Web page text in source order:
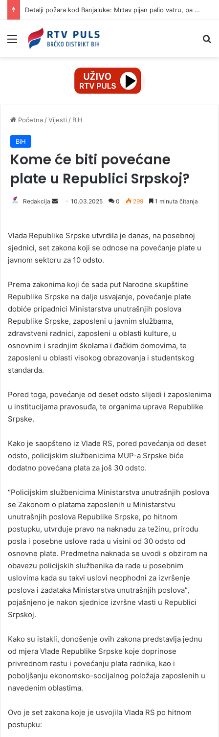
Detalji požara kod Banjaluke: Mrtav pijan palio vatru, pa napravio haos
Izbornik
Početna /Vijesti / BiH
BiH
Kome će biti povećane
plate u Republici Srpskoj?
Redakcija
d
a
n
m
a
i
l
10.03.2025 0 299 1 minuta čitanja
Vlada Republike Srpske utvrdila je danas, na posebnoj
sjednici, set zakona koji se odnose na povećanje plate u
javnom sektoru za 10 odsto.
Prema zakonima koji će sada put Narodne skupštine
Republike Srpske na dalje usvajanje, povećanje plate
dobiće pripadnici Ministarstva unutrašnjih poslova
Republike Srpske, zaposleni u javnim službama,
zdravstveni radnici, zaposleni u oblasti kulture, u
osnovnim i srednjim školama i đačkim domovima, te
zaposleni u oblasti visokog obrazovanja i studentskog
standarda.
Pored toga, povećanje od deset odsto slijedi i zaposlenima
u institucijama pravosuđa, te organima uprave Republike
Srpske.
Kako je saopšteno iz Vlade RS, pored povećanja od deset
odsto, policijskim službenicima MUP-a Srpske biće
dodatno povećana plata za još 30 odsto.
“Policijskim službenicima Ministarstva unutrašnjih poslova
se Zakonom o platama zaposlenih u Ministarstvu
unutrašnjih poslova Republike Srpske, po hitnom
postupku, utvrđuje pravo na naknadu za težinu, prirodu
posla i posebne uslove rada u visini od 30 odsto od
osnovne plate. Predmetna naknada se uvodi s obzirom na
obavezu policijskih službenika da rade u posebnim
uslovima kada su takvi uslovi neophodni za izvršenje
poslova i zadataka Ministarstva unutrašnjih poslova”,
pojašnjeno je nakon sjednice izvršne vlasti u Republici
Srpskoj.
Kako su istakli, donošenje ovih zakona predstavlja jednu
od mjera Vlade Republike Srpske koje doprinose
privrednom rastu i povećanju plata radnika, kao i
poboljšanju ekonomsko-socijalnog položaja zaposlenih u
navedenim oblastima.
Ovo je set zakona koje je usvojila Vlada RS po hitnom
postupku: